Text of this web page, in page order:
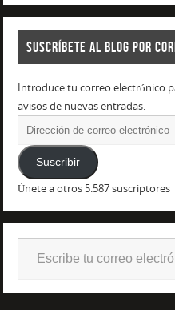
SUSCRÍBETE AL BLOG POR
Introduce tu correo electrónico
avisos de nuevas entradas.
Suscribir
Únete a otros 5.587 suscriptores